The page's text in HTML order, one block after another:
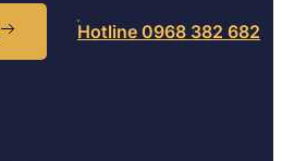
Hotline 0968 382 682